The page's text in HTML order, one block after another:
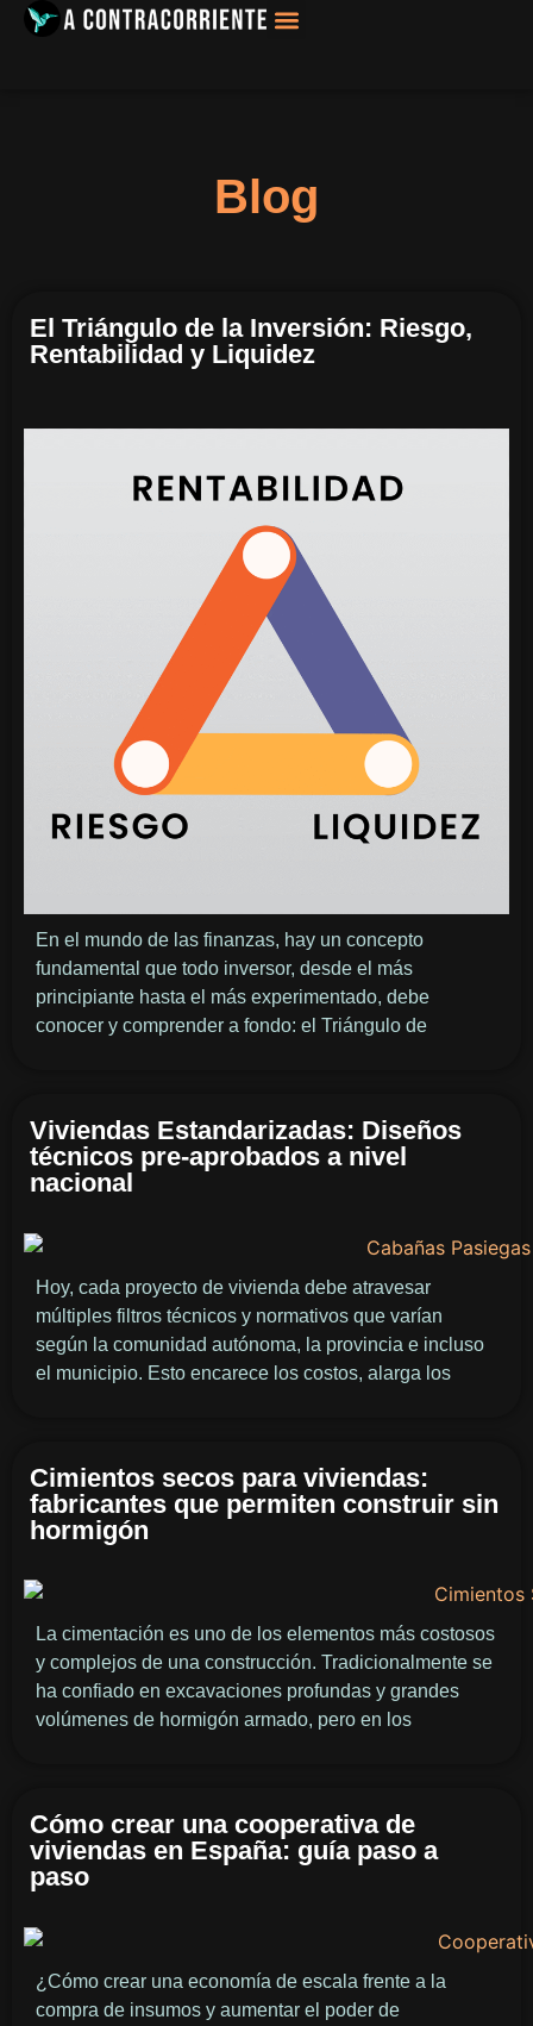
Blog
El Triángulo de la Inversión: Riesgo,
Rentabilidad y Liquidez
En el mundo de las finanzas, hay un concepto
fundamental que todo inversor, desde el más
principiante hasta el más experimentado, debe
conocer y comprender a fondo: el Triángulo de
Viviendas Estandarizadas: Diseños
técnicos pre-aprobados a nivel
nacional
Hoy, cada proyecto de vivienda debe atravesar
múltiples filtros técnicos y normativos que varían
según la comunidad autónoma, la provincia e incluso
el municipio. Esto encarece los costos, alarga los
Cimientos secos para viviendas:
fabricantes que permiten construir sin
hormigón
La cimentación es uno de los elementos más costosos
y complejos de una construcción. Tradicionalmente se
ha confiado en excavaciones profundas y grandes
volúmenes de hormigón armado, pero en los
Cómo crear una cooperativa de
viviendas en España: guía paso a
paso
¿Cómo crear una economía de escala frente a la
compra de insumos y aumentar el poder de